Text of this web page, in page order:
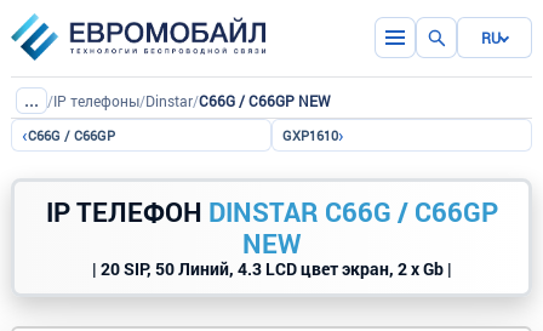
RU
... /IP телефоны/Dinstar/C66G / C66GP NEW
‹C66G / C66GP GXP1610›
IP ТЕЛЕФОН DINSTAR C66G / C66GP
NEW
| 20 SIP, 50 Линий, 4.3 LCD цвет экран, 2 x Gb |